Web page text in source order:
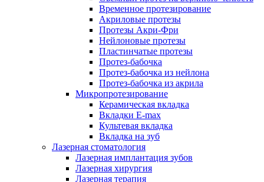
Временное протезирование
Акриловые протезы
Протезы Акри-Фри
Нейлоновые протезы
Пластинчатые протезы
Протез-бабочка
Протез-бабочка из нейлона
Протез-бабочка из акрила
Микропротезирование
Керамическая вкладка
Вкладки E-max
Культевая вкладка
Вкладка на зуб
Лазерная стоматология
Лазерная имплантация зубов
Лазерная хирургия
Лазерная терапия